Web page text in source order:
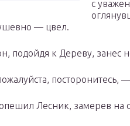
с
— цвел.
подойдя к Дереву, занес
посторонитесь,
Лесник, замерев на